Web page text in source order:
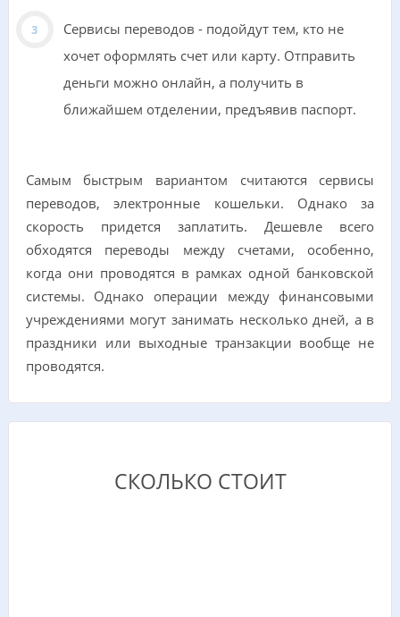
Сервисы переводов - подойдут тем, кто не
хочет оформлять счет или карту. Отправить
деньги можно онлайн, а получить в
ближайшем отделении, предъявив паспорт.
Самым быстрым вариантом считаются сервисы
переводов, электронные кошельки. Однако за
скорость придется заплатить. Дешевле всего
обходятся переводы между счетами, особенно,
когда они проводятся в рамках одной банковской
системы. Однако операции между финансовыми
учреждениями могут занимать несколько дней, а в
праздники или выходные транзакции вообще не
проводятся.
СКОЛЬКО СТОИТ